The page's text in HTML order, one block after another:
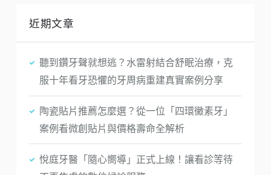
近期文章
聽到鑽牙聲就想逃？水雷射結合舒眠治療，克
服十年看牙恐懼的牙周病重建真實案例分享
陶瓷貼片推薦怎麼選？從一位「四環黴素牙」
案例看微創貼片與價格壽命全解析
悅庭牙醫「隨心嚮導」正式上線！讓看診等待